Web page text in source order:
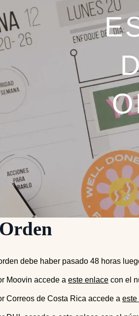
debe haber pasado 48 horas
Moovin accede a este enlace con el
Correos de Costa Rica accede a este